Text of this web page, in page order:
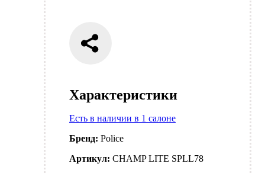
Характеристики
Есть в наличии в 1 салоне
Бренд: Police
Артикул: CHAMP LITE SPLL78